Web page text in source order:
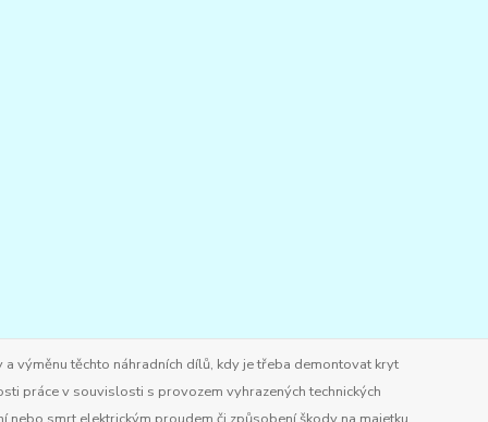
výměnu těchto náhradních dílů, kdy je třeba demontovat kryt
práce v souvislosti s provozem vyhrazených technických